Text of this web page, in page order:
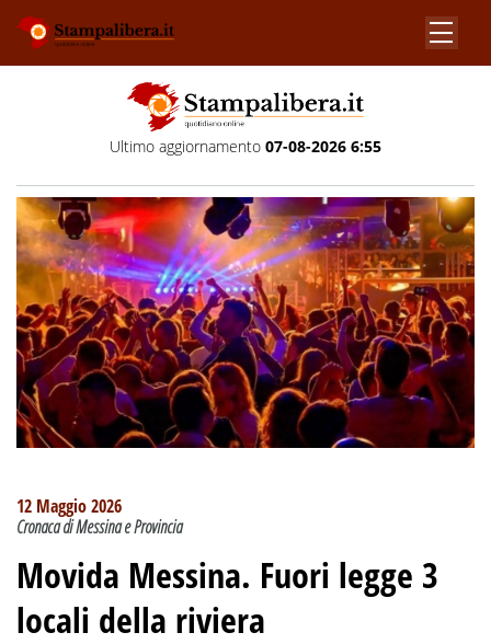
Ultimo aggiornamento 07-08-2026 6:55
12 Maggio 2026
Cronaca di Messina e Provincia
Movida Messina. Fuori legge 3
locali della riviera